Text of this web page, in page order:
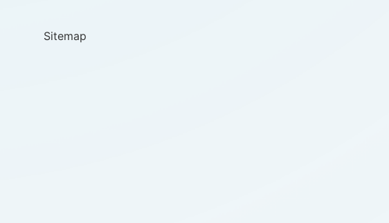
Sitemap